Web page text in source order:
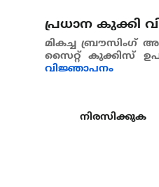
പ്രധാന കുക്കി
മികച്ച
സൈറ്റ് കുക്കിസ്
വിജ്ഞാപനം
നിരസിക്കുക